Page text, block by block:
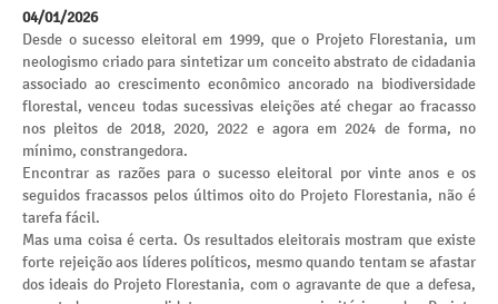
04/01/2026
Desde o sucesso eleitoral em 1999, que o Projeto Florestania, um
neologismo criado para sintetizar um conceito abstrato de cidadania
associado ao crescimento econômico ancorado na biodiversidade
florestal, venceu todas sucessivas eleições até chegar ao fracasso
nos pleitos de 2018, 2020, 2022 e agora em 2024 de forma, no
mínimo, constrangedora.
Encontrar as razões para o sucesso eleitoral por vinte anos e os
seguidos fracassos pelos últimos oito do Projeto Florestania, não é
tarefa fácil.
Mas uma coisa é certa. Os resultados eleitorais mostram que existe
forte rejeição aos líderes políticos, mesmo quando tentam se afastar
dos ideais do Projeto Florestania, com o agravante de que a defesa,